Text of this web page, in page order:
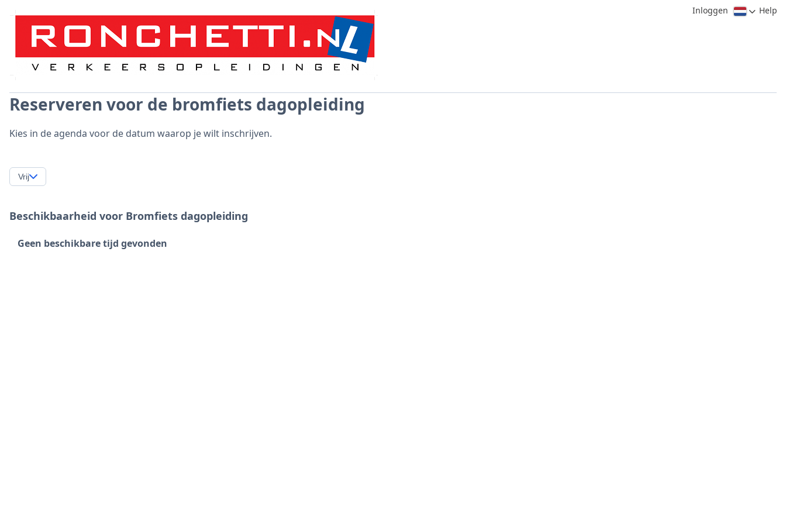
Inloggen Help
Reserveren voor de bromfiets dagopleiding
Kies in de agenda voor de datum waarop je wilt inschrijven.
Vrij
Beschikbaarheid voor Bromfiets dagopleiding
Geen beschikbare tijd gevonden